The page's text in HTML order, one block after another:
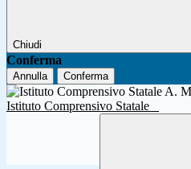
Chiudi
Conferma
Annulla Conferma
Istituto Comprensivo Statale